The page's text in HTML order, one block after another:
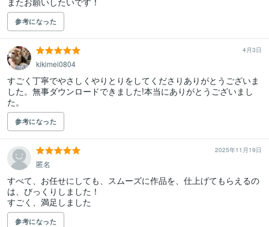
参考になった
4月3日
kikimei0804
すごく丁寧でやさしくやりとりをしてくださりありがとうございま
した。無事ダウンロードできました!本当にありがとうございまし
た。
参考になった
2025年11月19日
匿名
すべて、お任せにしても、スムーズに作品を、仕上げてもらえるの
は、びっくりしました！
すごく、満足しました
参考になった